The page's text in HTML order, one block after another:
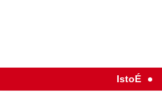
IstoÉ